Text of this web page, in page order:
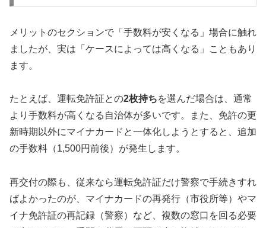
メリットのセクションで「手数料が安くなる」場合に触れ
ましたが、実は「ケースによっては高くなる」こともあり
ます。
たとえば、運転免許証との2枚持ちを選んだ場合は、通常
より手数料が高くなる自治体が多いです。また、免許の更
新時期以外にマイナカードと一体化しようとすると、追加
の手数料（1,500円前後）が発生します。
再交付の際も、従来なら運転免許証だけ警察で手続きすれ
ばよかったのが、マイナカードの再発行（市役所等）やマ
イナ免許証の再記録（警察）など、複数の窓口を回る必要